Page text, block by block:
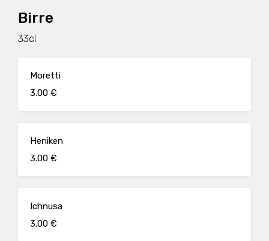
Birre
33cl
Moretti
3.00 €
Heniken
3.00 €
Ichnusa
3.00 €